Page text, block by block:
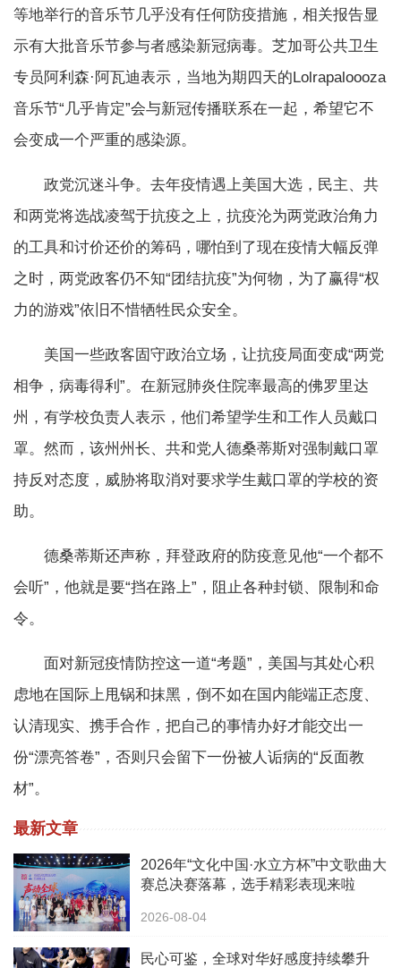
等地举行的音乐节几乎没有任何防疫措施，相关报告显
示有大批音乐节参与者感染新冠病毒。芝加哥公共卫生
专员阿利森·阿瓦迪表示，当地为期四天的Lolrapaloooza
音乐节“几乎肯定”会与新冠传播联系在一起，希望它不
会变成一个严重的感染源。
政党沉迷斗争。去年疫情遇上美国大选，民主、共
和两党将选战凌驾于抗疫之上，抗疫沦为两党政治角力
的工具和讨价还价的筹码，哪怕到了现在疫情大幅反弹
之时，两党政客仍不知“团结抗疫”为何物，为了赢得“权
力的游戏”依旧不惜牺牲民众安全。
美国一些政客固守政治立场，让抗疫局面变成“两党
相争，病毒得利”。在新冠肺炎住院率最高的佛罗里达
州，有学校负责人表示，他们希望学生和工作人员戴口
罩。然而，该州州长、共和党人德桑蒂斯对强制戴口罩
持反对态度，威胁将取消对要求学生戴口罩的学校的资
助。
德桑蒂斯还声称，拜登政府的防疫意见他“一个都不
会听”，他就是要“挡在路上”，阻止各种封锁、限制和命
令。
面对新冠疫情防控这一道“考题”，美国与其处心积
虑地在国际上甩锅和抹黑，倒不如在国内能端正态度、
认清现实、携手合作，把自己的事情办好才能交出一
份“漂亮答卷”，否则只会留下一份被人诟病的“反面教
材”。
最新文章
2026年“文化中国·水立方杯”中文歌曲大
赛总决赛落幕，选手精彩表现来啦
2026-08-04
民心可鉴，全球对华好感度持续攀升